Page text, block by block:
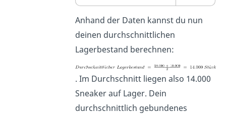
Anhand der Daten kannst du nun
deinen durchschnittlichen
Lagerbestand berechnen:
. Im Durchschnitt liegen also 14.000
Sneaker auf Lager. Dein
durchschnittlich gebundenes